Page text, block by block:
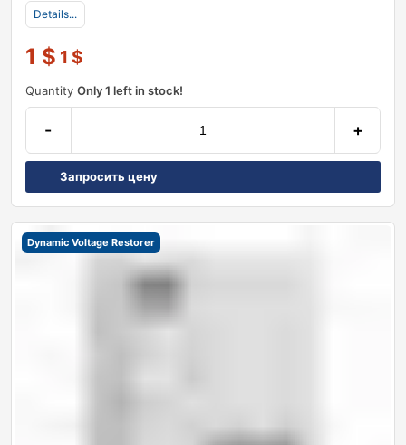
Details...
1 $ 1 $
Quantity Only 1 left in stock!
- +
Запросить цену
Dynamic Voltage Restorer